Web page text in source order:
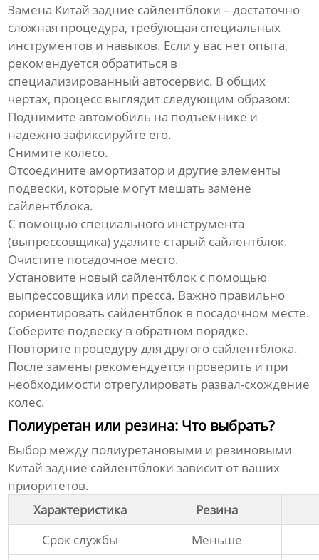
Замена Китай задние сайлентблоки – достаточно
сложная процедура, требующая специальных
инструментов и навыков. Если у вас нет опыта,
рекомендуется обратиться в
специализированный автосервис. В общих
чертах, процесс выглядит следующим образом:
Поднимите автомобиль на подъемнике и
надежно зафиксируйте его.
Снимите колесо.
Отсоедините амортизатор и другие элементы
подвески, которые могут мешать замене
сайлентблока.
С помощью специального инструмента
(выпрессовщика) удалите старый сайлентблок.
Очистите посадочное место.
Установите новый сайлентблок с помощью
выпрессовщика или пресса. Важно правильно
сориентировать сайлентблок в посадочном месте.
Соберите подвеску в обратном порядке.
Повторите процедуру для другого сайлентблока.
После замены рекомендуется проверить и при
необходимости отрегулировать развал-схождение
колес.
Полиуретан или резина: Что выбрать?
Выбор между полиуретановыми и резиновыми
Китай задние сайлентблоки зависит от ваших
приоритетов.
Характеристика
Резина
Срок службы
Меньше